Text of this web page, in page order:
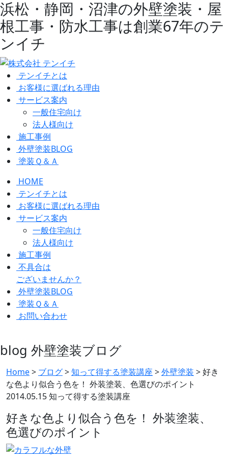
浜松・静岡・沼津の外壁塗装・屋
根工事・防水工事は創業67年のテ
ンイチ
テンイチとは
お客様に選ばれる理由
サービス案内
一般住宅向け
法人様向け
施工事例
外壁塗装BLOG
塗装Ｑ＆Ａ
HOME
テンイチとは
お客様に選ばれる理由
サービス案内
一般住宅向け
法人様向け
施工事例
不具合は
ございませんか？
外壁塗装BLOG
塗装Ｑ＆Ａ
お問い合わせ
blog 外壁塗装ブログ
Home> ブログ>知って得する塗装講座 >外壁塗装 >好き
な色より似合う色を！ 外装塗装、色選びのポイント
2014.05.15知って得する塗装講座
好きな色より似合う色を！ 外装塗装、
色選びのポイント